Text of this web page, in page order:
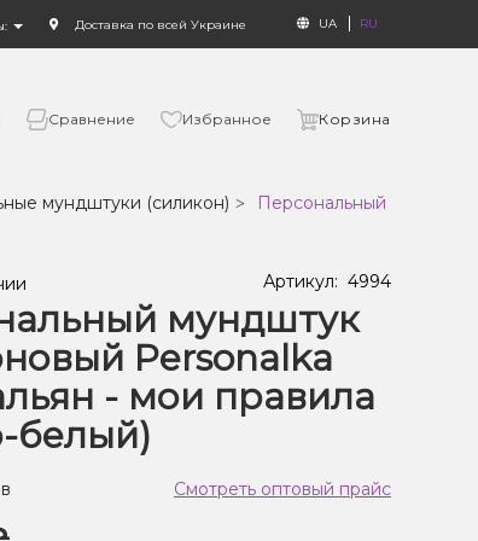
Доставка по всей Украине UA RU
Сравнение Избранное Корзина
мундштуки (силикон) Персональный
Артикул: 4994
мундштук
Personalka
- мои правила
белый)
Смотреть оптовый прайс